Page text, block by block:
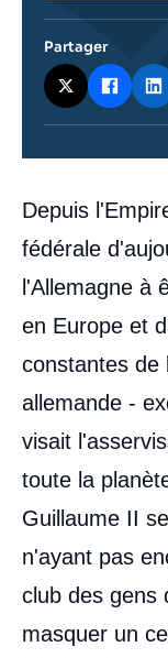
Corps
analyses
Depuis
fédérale
l'Allemagne à
en Europe et
constantes de
allemande -
visait
toute la
Guillaume II
n'ayant pas
club des gens
masquer un
Partager